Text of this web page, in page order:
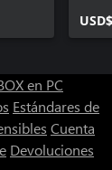
en PC
Estándares de
Cuenta
Devoluciones